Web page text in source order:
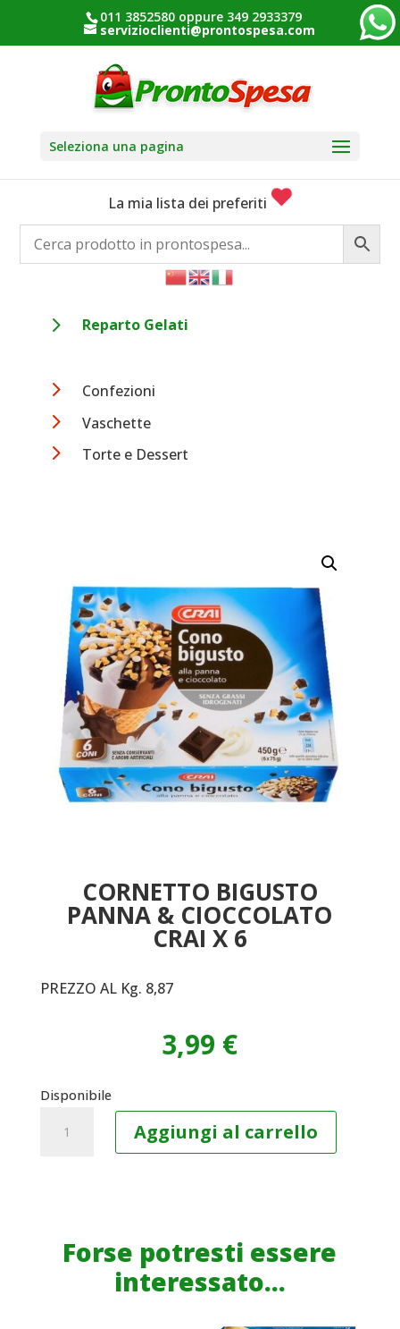
011 3852580 oppure 349 2933379
servizioclienti@prontospesa.com
Seleziona una pagina
La mia lista dei preferiti
5 Reparto Gelati
5 Confezioni
5 Vaschette
5 Torte e Dessert
CORNETTO BIGUSTO
PANNA & CIOCCOLATO
CRAI X 6
PREZZO AL Kg. 8,87
3,99 €
Disponibile
CORNETTO
BIGUSTO
Aggiungi al carrello
Forse potresti essere
interessato...